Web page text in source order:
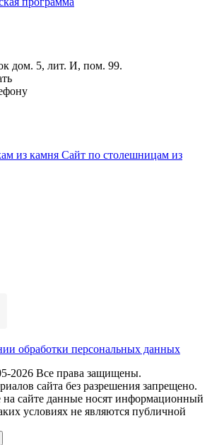
дом. 5, лит. И, пом. 99.
из камня Сайт по столешницам из
обработки персональных данных
2026 Все права защищены.
сайта без разрешения запрещено.
на сайте данные носят информационный
условиях не являются публичной